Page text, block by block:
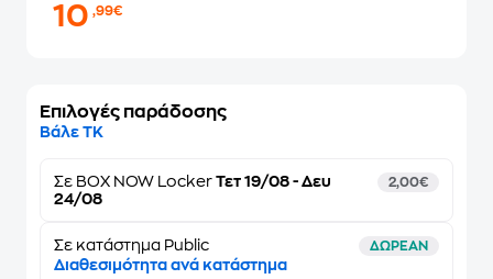
10,99€
Επιλογές παράδοσης
Βάλε ΤΚ
Σε BOX NOW Locker Τετ 19/08 - Δευ
24/08
2,00€
Σε κατάστημα Public ΔΩΡΕΑΝ
Διαθεσιμότητα ανά κατάστημα